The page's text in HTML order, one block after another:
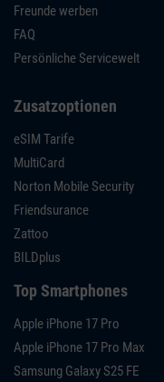
Freunde werben
FAQ
Persönliche Servicewelt
Zusatzoptionen
eSIM Tarife
MultiCard
Norton Mobile Security
Friendsurance
Zattoo
BILDplus
Top Smartphones
Apple iPhone 17 Pro
Apple iPhone 17 Pro Max
Samsung Galaxy S25 FE